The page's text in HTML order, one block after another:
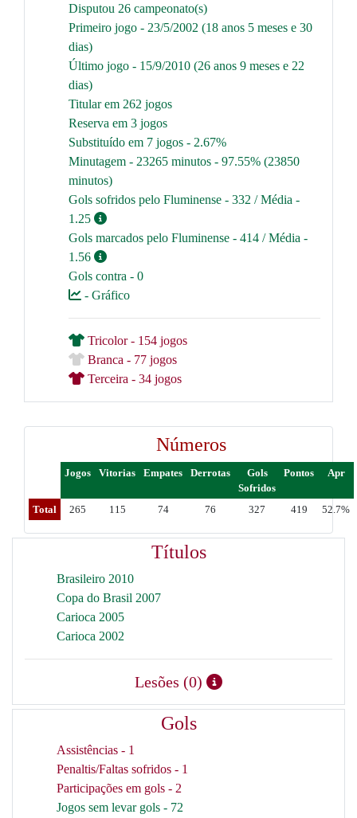
Disputou 26 campeonato(s)
Primeiro jogo - 23/5/2002 (18 anos 5 meses e 30
dias)
Último jogo - 15/9/2010 (26 anos 9 meses e 22
dias)
Titular em 262 jogos
Reserva em 3 jogos
Substituído em 7 jogos - 2.67%
Minutagem - 23265 minutos - 97.55% (23850
minutos)
Gols sofridos pelo Fluminense - 332 / Média -
1.25
Gols marcados pelo Fluminense - 414 / Média -
1.56
Gols contra - 0
- Gráfico
Tricolor - 154 jogos
Branca - 77 jogos
Terceira - 34 jogos
Números
Jogos Vitorias Empates Derrotas
Gols
Sofridos
Pontos Apr
Total 265 115 74 76 327 419 52.7%
Títulos
Brasileiro 2010
Copa do Brasil 2007
Carioca 2005
Carioca 2002
Lesões (0)
Gols
Assistências - 1
Penaltis/Faltas sofridos - 1
Participações em gols - 2
Jogos sem levar gols - 72